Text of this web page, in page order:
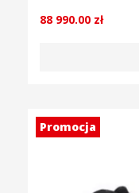
88 990.00 zł
Promocja